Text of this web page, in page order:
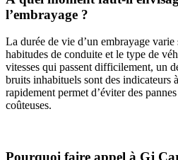
l’embrayage ?
La durée de vie d’un embrayage
habitudes de conduite et le type de
vitesses qui passent difficilement, un
bruits inhabituels sont des indicateurs
rapidement permet d’éviter des
coûteuses.
Pourquoi faire appel à Gj